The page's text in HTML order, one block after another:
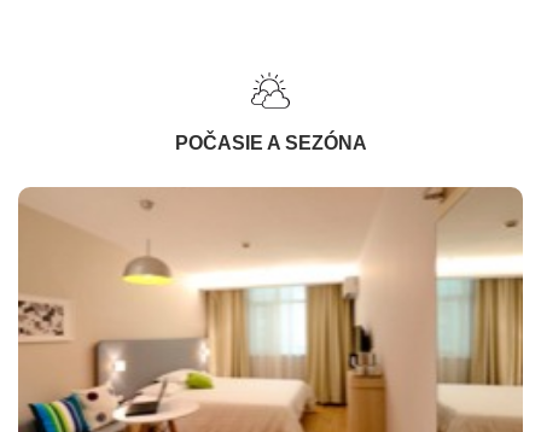
POČASIE A SEZÓNA